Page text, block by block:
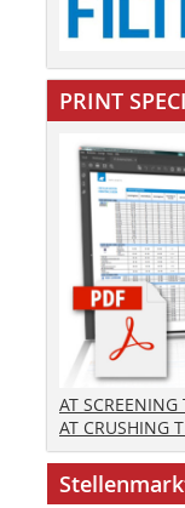
PRINT
AT
AT CRUSHING